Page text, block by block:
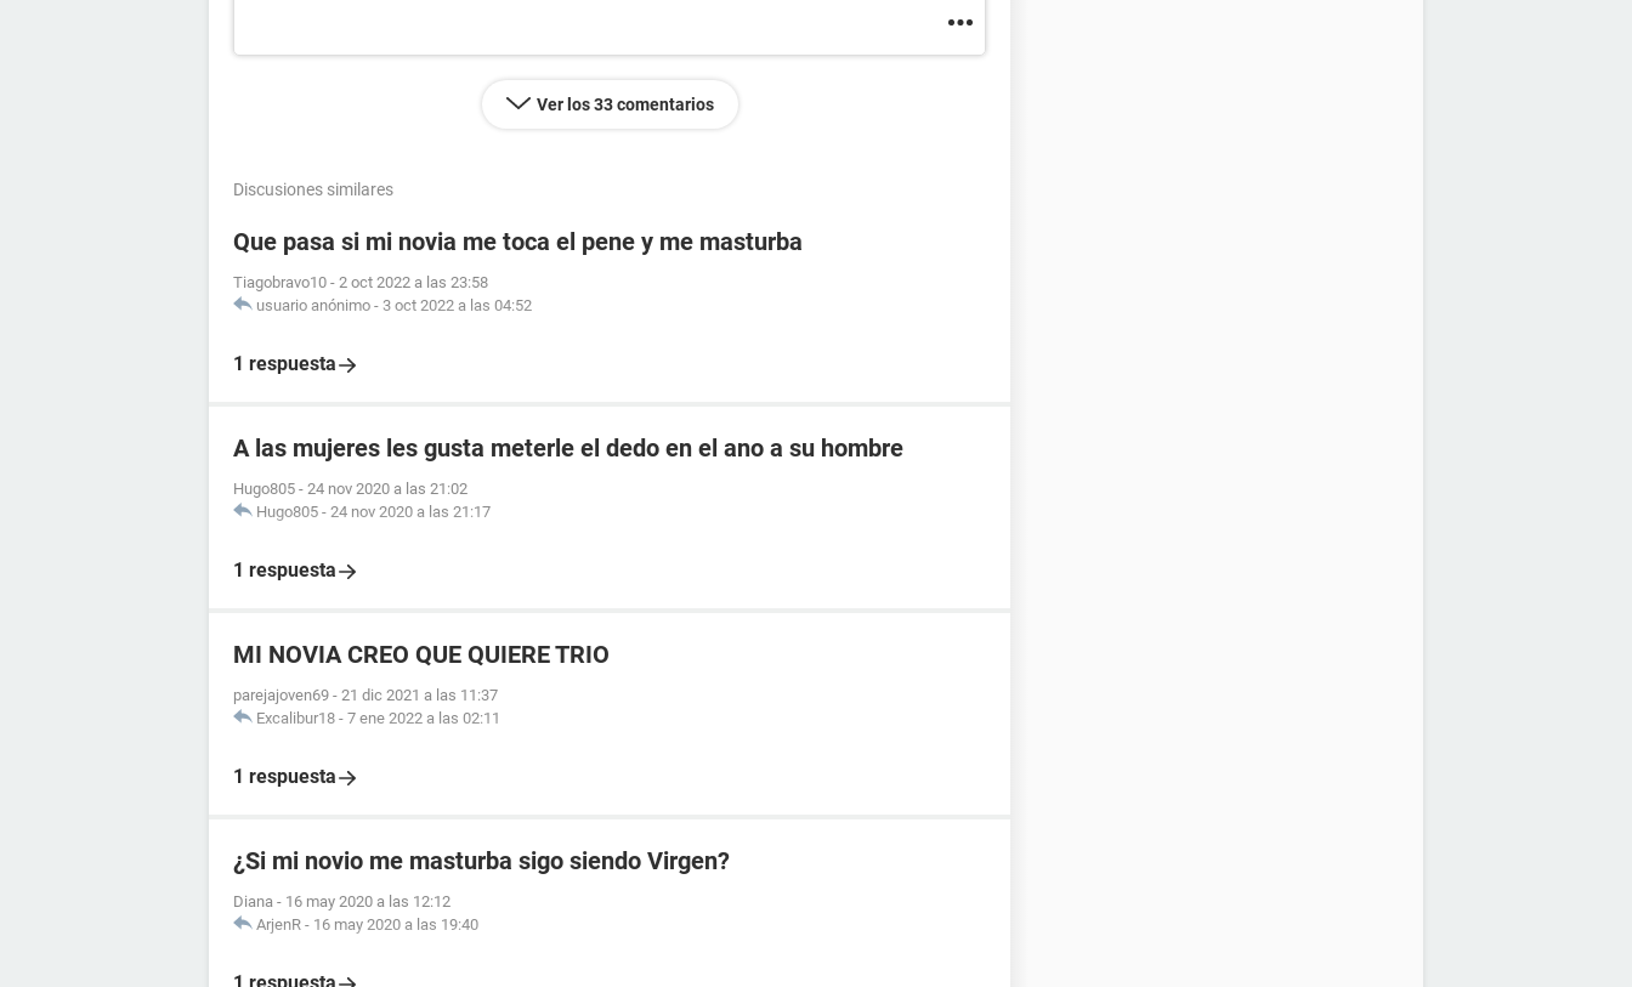
Ver los 33 comentarios
Discusiones similares
Que pasa si mi novia me toca el pene y me masturba
Tiagobravo10 - 2 oct 2022 a las 23:58
usuario anónimo - 3 oct 2022 a las 04:52
1 respuesta
A las mujeres les gusta meterle el dedo en el ano a su hombre
Hugo805 - 24 nov 2020 a las 21:02
Hugo805 - 24 nov 2020 a las 21:17
1 respuesta
MI NOVIA CREO QUE QUIERE TRIO
parejajoven69 - 21 dic 2021 a las 11:37
Excalibur18 - 7 ene 2022 a las 02:11
1 respuesta
¿Si mi novio me masturba sigo siendo Virgen?
Diana - 16 may 2020 a las 12:12
ArjenR - 16 may 2020 a las 19:40